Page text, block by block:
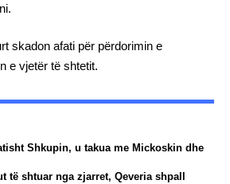
skadon afati për përdorimin e
e vjetër të shtetit.
Shkupin, u takua me Mickoskin dhe
të shtuar nga zjarret, Qeveria shpall